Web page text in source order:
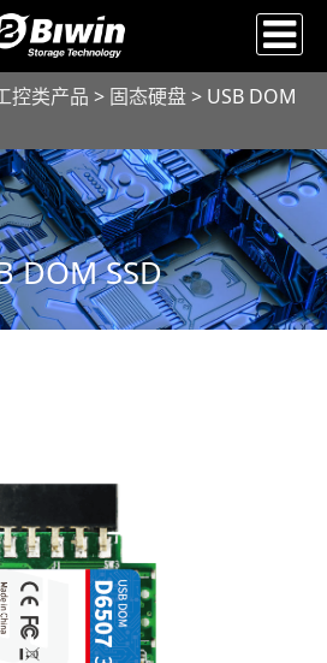
控类产品 > 固态硬盘> USB DOM
DOM SSD